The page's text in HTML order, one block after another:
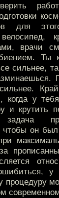
для
врачи
Ты
сильнее,
когда у
и крутить
он
процедуру